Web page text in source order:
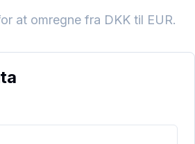
at omregne fra DKK til EUR.